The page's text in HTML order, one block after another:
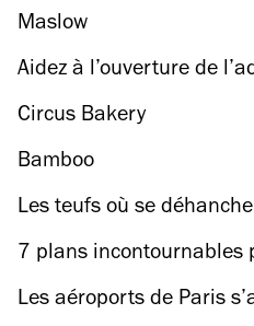
Maslow
Aidez à l’ouverture de
solidaire de la rentrée
Circus Bakery
Bamboo
Les teufs où se
7 plans incontournables
Rome
Les aéroports de Paris